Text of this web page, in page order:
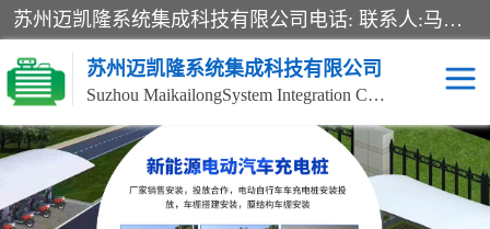
苏州迈凯隆系统集成科技有限公司电话: 联系人:马杰森 销售安装视频监控、报警系统、电话交换机、门禁考勤、巡更系统、呼叫对讲系统、停车场道闸、智能家居、广播系统、综合布线、办公设备、电子商务软件、网络工程、酒店门锁系列 系统集成、VOD视频点播、LED显示屏、节能产品、USP电源、收银机等弱电及智能化项目。
苏州迈凯隆系统集成科技有限公司
Suzhou MaikailongSystem Integration Co., Ltd.
非机动车充电桩 电瓶车充电桩